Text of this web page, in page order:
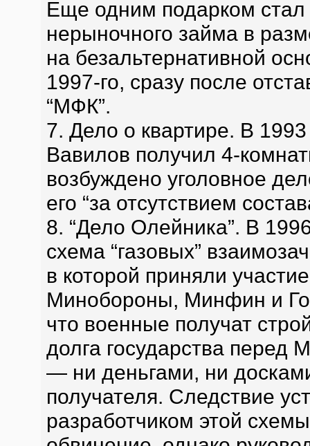
Еще одним подарком стал
нерыночного займа в
на безальтернативной
1997-го, сразу после
“МФК”.
7. Дело о квартире. В
Вавилов получил 4-
возбуждено уголовное
его “за отсутствием
8. “Дело Олейника”. В
схема “газовых”
в которой приняли
Минобороны, Минфин и
что военные получат
долга государства
— ни деньгами, ни
получателя. Следствие
разработчиком этой